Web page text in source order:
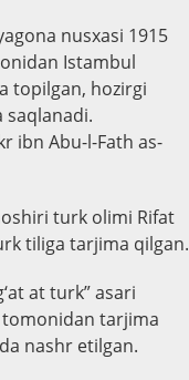
nusхasi 1915
Istambul
topilgan, hozirgi
ibn Abu-l-Fath as-
turk olimi Rifat
tiliga tarjima qilgan.
at turk” asari
tomonidan tarjima
nashr etilgan.